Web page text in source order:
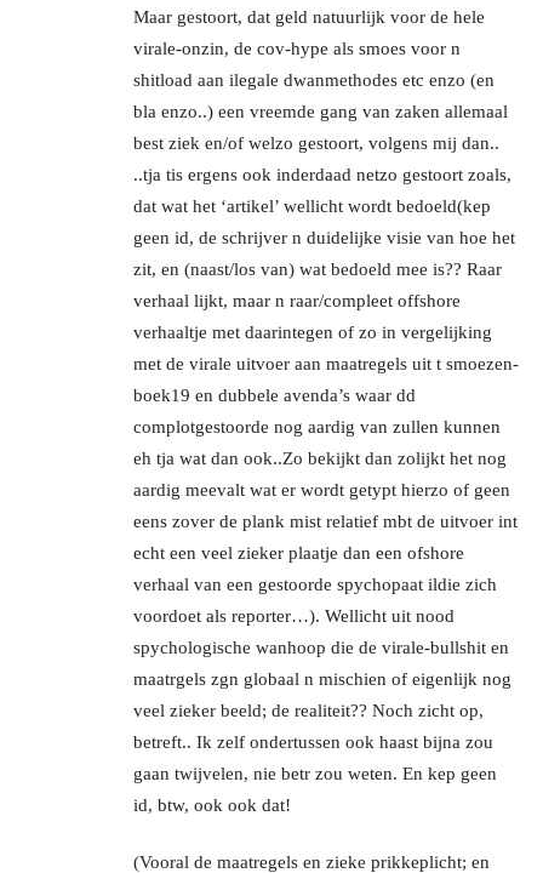
Maar gestoort, dat geld natuurlijk voor de hele
virale-onzin, de cov-hype als smoes voor n
shitload aan ilegale dwanmethodes etc enzo (en
bla enzo..) een vreemde gang van zaken allemaal
best ziek en/of welzo gestoort, volgens mij dan..
..tja tis ergens ook inderdaad netzo gestoort zoals,
dat wat het ‘artikel’ wellicht wordt bedoeld(kep
geen id, de schrijver n duidelijke visie van hoe het
zit, en (naast/los van) wat bedoeld mee is?? Raar
verhaal lijkt, maar n raar/compleet offshore
verhaaltje met daarintegen of zo in vergelijking
met de virale uitvoer aan maatregels uit t smoezen-
boek19 en dubbele avenda’s waar dd
complotgestoorde nog aardig van zullen kunnen
eh tja wat dan ook..Zo bekijkt dan zolijkt het nog
aardig meevalt wat er wordt getypt hierzo of geen
eens zover de plank mist relatief mbt de uitvoer int
echt een veel zieker plaatje dan een ofshore
verhaal van een gestoorde spychopaat ildie zich
voordoet als reporter…). Wellicht uit nood
spychologische wanhoop die de virale-bullshit en
maatrgels zgn globaal n mischien of eigenlijk nog
veel zieker beeld; de realiteit?? Noch zicht op,
betreft.. Ik zelf ondertussen ook haast bijna zou
gaan twijvelen, nie betr zou weten. En kep geen
id, btw, ook ook dat!
(Vooral de maatregels en zieke prikkeplicht; en